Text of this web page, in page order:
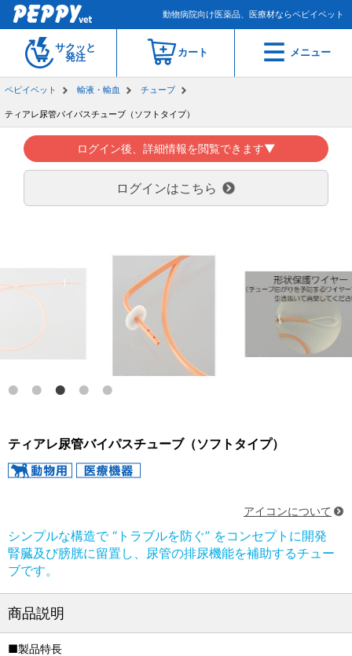
動物病院向け医薬品、医療材ならペピイベット
サクッと
発注
カート メニュー
ペピイベット 輸液・輸血 チューブ
ティアレ尿管バイパスチューブ（ソフトタイプ）
ログイン後、詳細情報を閲覧できます▼
ログインはこちら
ティアレ尿管バイパスチューブ（ソフトタイプ）
アイコンについて
シンプルな構造で “トラブルを防ぐ” をコンセプトに開発
腎臓及び膀胱に留置し、尿管の排尿機能を補助するチュー
ブです。
商品説明
■製品特長